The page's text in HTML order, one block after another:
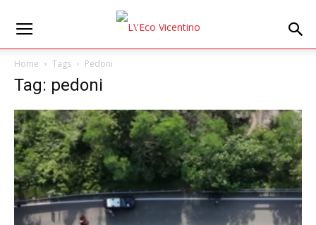
Home Tags Pedoni
Tag: pedoni